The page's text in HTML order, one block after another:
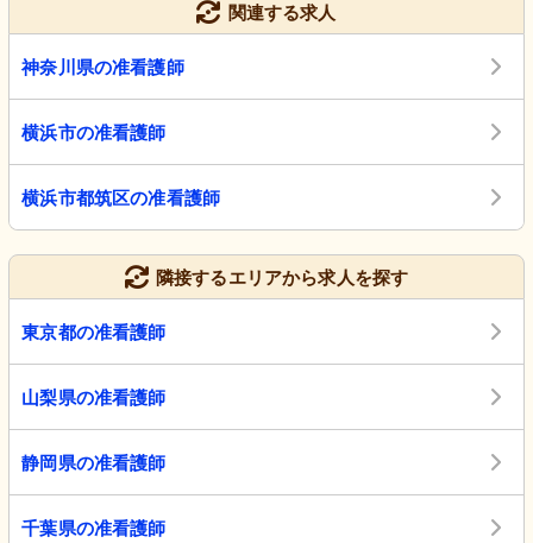
関連する求人
神奈川県の准看護師
横浜市の准看護師
横浜市都筑区の准看護師
隣接するエリアから求人を探す
東京都の准看護師
山梨県の准看護師
静岡県の准看護師
千葉県の准看護師